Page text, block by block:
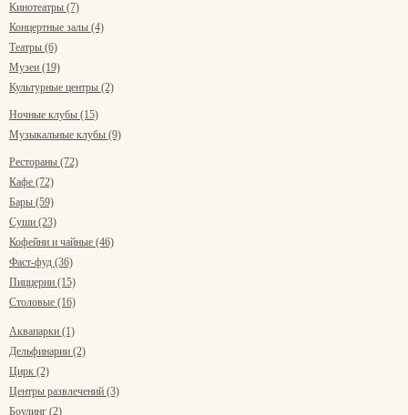
Кинотеатры (7)
Концертные залы (4)
Театры (6)
Музеи (19)
Культурные центры (2)
Ночные клубы (15)
Музыкальные клубы (9)
Рестораны (72)
Кафе (72)
Бары (59)
Суши (23)
Кофейни и чайные (46)
Фаст-фуд (36)
Пиццерии (15)
Столовые (16)
Аквапарки (1)
Дельфинарии (2)
Цирк (2)
Центры развлечений (3)
Боулинг (2)